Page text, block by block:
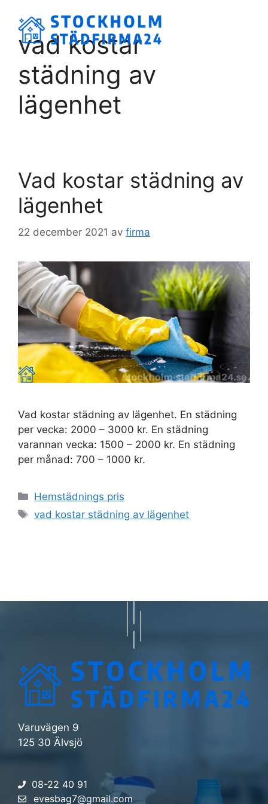
innehållvad kostar
städning av
lägenhet
Vad kostar städning av
lägenhet
22 december 2021 av firma
Vad kostar städning av lägenhet. En städning
per vecka: 2000 – 3000 kr. En städning
varannan vecka: 1500 – 2000 kr. En städning
per månad: 700 – 1000 kr.
Kategorier
Hemstädnings pris
Etiketter
vad kostar städning av lägenhet
Varuvägen 9
125 30 Älvsjö
08-22 40 91
evesbag7@gmail.com